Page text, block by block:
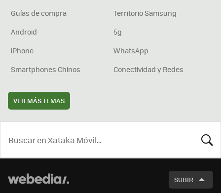
Guías de compra
Territorio Samsung
Android
5g
iPhone
WhatsApp
Smartphones Chinos
Conectividad y Redes
VER MÁS TEMAS
SUBIR